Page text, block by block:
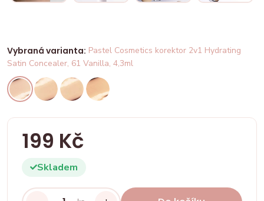
Vybraná varianta: Pastel Cosmetics korektor 2v1 Hydrating
Satin Concealer, 61 Vanilla, 4,3ml
199 Kč
Skladem